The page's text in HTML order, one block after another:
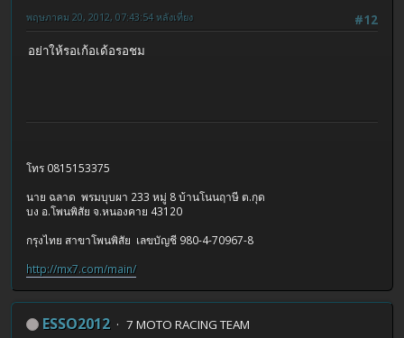
#12
พฤษภาคม 20, 2012, 07:43:54 หลังเที่ยง
อย่าให้รอเก้อเด้อรอชม
โทร 0815153375
นาย ฉลาด พรมบุบผา 233 หมู่ 8 บ้านโนนฤาษี ต.กุด
บง อ.โพนพิสัย จ.หนองคาย 43120
กรุงไทย สาขาโพนพิสัย เลขบัญชี 980-4-70967-8
http://mx7.com/main/
ESSO2012
7 MOTO RACING TEAM